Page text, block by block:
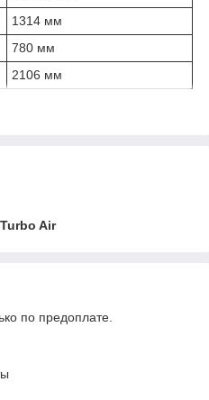
1314 мм
780 мм
2106 мм
Turbo Air
по предоплате.